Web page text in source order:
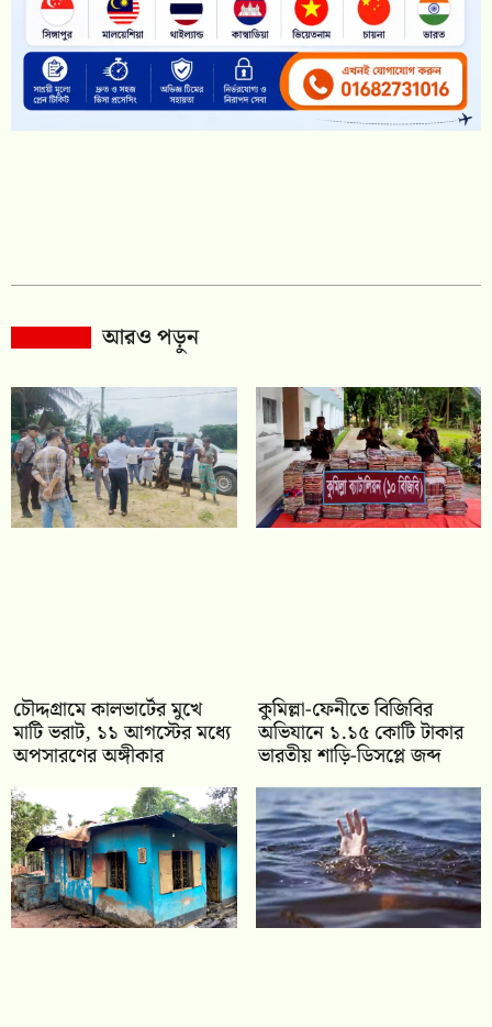
আরও পড়ুন
চৌদ্দগ্রামে কালভার্টের মুখে
মাটি ভরাট, ১১ আগস্টের মধ্যে
অপসারণের অঙ্গীকার
কুমিল্লা-ফেনীতে বিজিবির
অভিযানে ১.১৫ কোটি টাকার
ভারতীয় শাড়ি-ডিসপ্লে জব্দ